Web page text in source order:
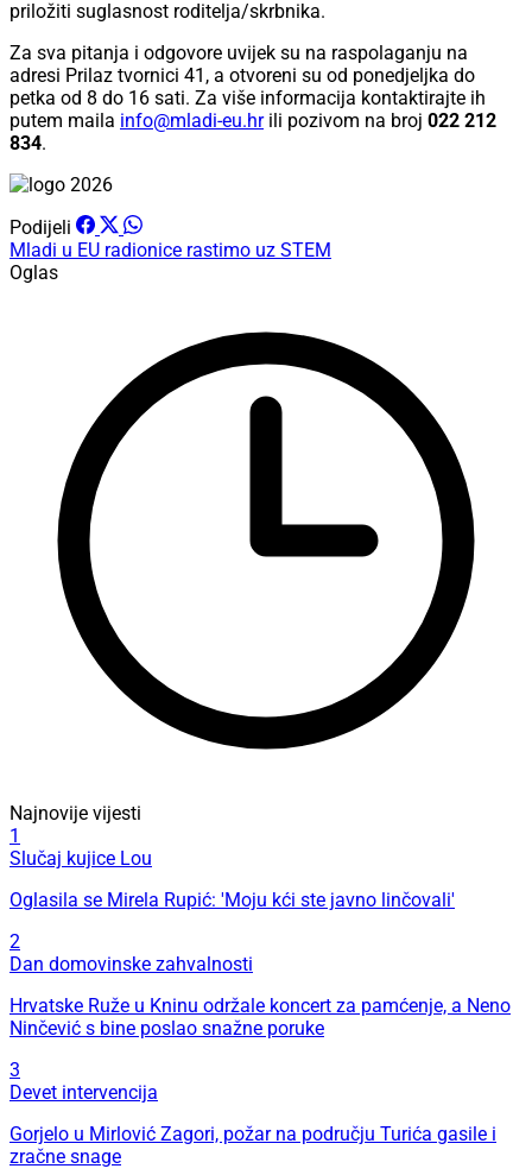
priložiti suglasnost roditelja/skrbnika.
Za sva pitanja i odgovore uvijek su na raspolaganju na
adresi Prilaz tvornici 41, a otvoreni su od ponedjeljka do
petka od 8 do 16 sati. Za više informacija kontaktirajte ih
putem maila info@mladi-eu.hrili pozivom na broj 022 212
834.
Podijeli
Mladi u EU radionice rastimo uz STEM
Oglas
Najnovije vijesti
1
Slučaj kujice Lou
Oglasila se Mirela Rupić: 'Moju kći ste javno linčovali'
2
Dan domovinske zahvalnosti
Hrvatske Ruže u Kninu održale koncert za pamćenje, a Neno
Ninčević s bine poslao snažne poruke
3
Devet intervencija
Gorjelo u Mirlović Zagori, požar na području Turića gasile i
zračne snage